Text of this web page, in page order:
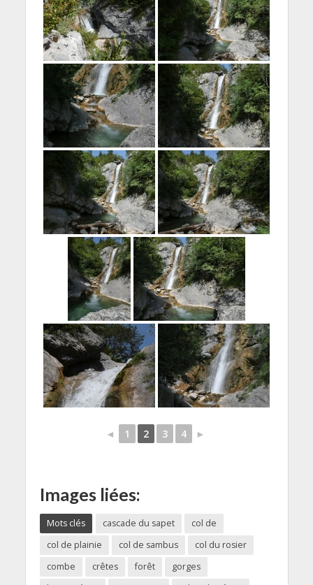
◄ 1 2 3 4 ►
Images liées:
Mots clés cascade du sapet
col de
col de plainie
col de sambus
col du rosier
combe
crêtes forêt
gorges